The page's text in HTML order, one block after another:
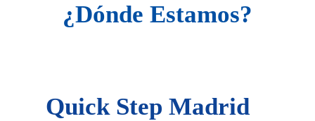
¿Dónde Estamos?
Quick Step Madrid